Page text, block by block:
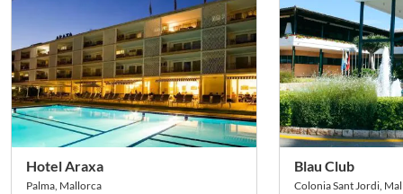
Soccatours und waren auch dieses Jahr wieder sehr
zufrieden. Wir schätzen den Service und die guten Tipps
und werden ganz sicher wieder über Sie buchen.
Hotel Araxa
Palma, Mallorca
Blau Club
Colonia Sant Jordi,